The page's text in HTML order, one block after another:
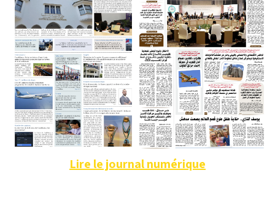
Lire le journal numérique